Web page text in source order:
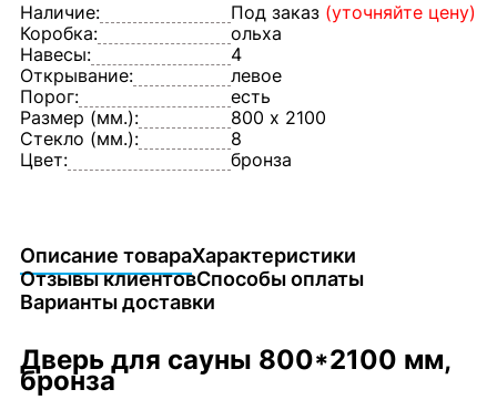
Наличие: Под заказ (уточняйте цену)
Коробка:
ольха
Навесы:
4
Открывание:
левое
Порог:
есть
Размер (мм.):
800 х 2100
Стекло (мм.):
8
Цвет:
бронза
Описание товараХарактеристики
Отзывы клиентовСпособы оплаты
Варианты доставки
Дверь для сауны 800*2100 мм,
бронза